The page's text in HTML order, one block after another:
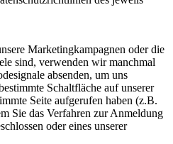
Marketingkampagnen oder die
sind, verwenden wir manchmal
absenden, um uns
Schaltfläche auf unserer
Seite aufgerufen haben (z.B.
Sie das Verfahren zur Anmeldung
oder eines unserer